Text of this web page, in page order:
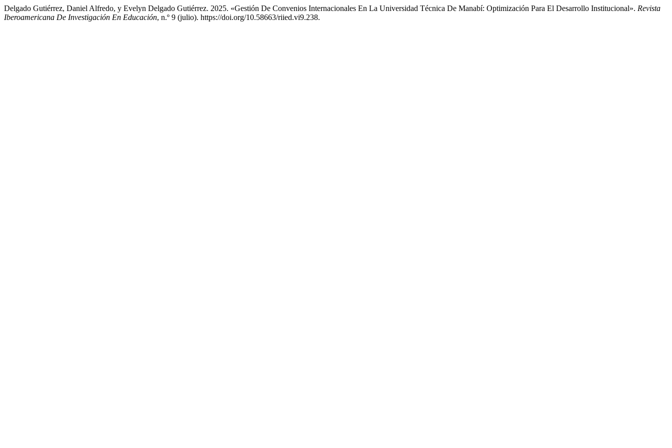
Delgado Gutiérrez, Daniel Alfredo, y Evelyn Delgado Gutiérrez. 2025. «Gestión De Convenios Internacionales En La Universidad Técnica De Manabí: Optimización Para El Desarrollo Institucional». Revista
Iberoamericana De Investigación En Educación, n.º 9 (julio). https://doi.org/10.58663/riied.vi9.238.